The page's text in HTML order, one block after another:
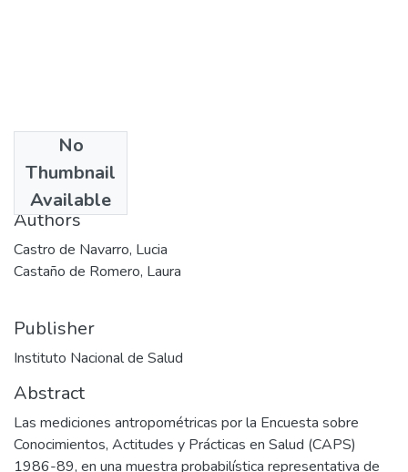
No
Thumbnail
Available
1990-06
Authors
Castro de Navarro, Lucia
Castaño de Romero, Laura
Publisher
Instituto Nacional de Salud
Abstract
Las mediciones antropométricas por la Encuesta sobre
Conocimientos, Actitudes y Prácticas en Salud (CAPS)
1986-89, en una muestra probabilística representativa de